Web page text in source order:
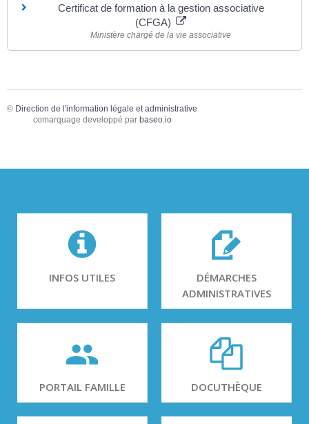
Certificat de formation à la gestion associative
(CFGA)
Ministère chargé de la vie associative
© Direction de l'information légale et administrative
comarquage developpé par baseo.io
INFOS UTILES
DÉMARCHES
ADMINISTRATIVES
PORTAIL FAMILLE DOCUTHÈQUE